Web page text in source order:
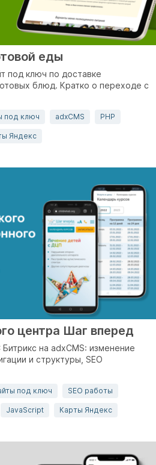
еды
под ключ по доставке
блюд. Кратко о переходе c
под ключ adxCMS PHP
Яндекс
центра Шаг вперед
на adxCMS: изменение
и структуры, SEO
под ключ SEO работы
JavaScript Карты Яндекс